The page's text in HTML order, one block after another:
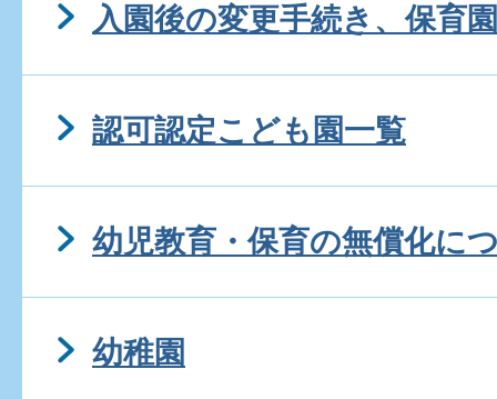
入園後の変更手続き、保育
認可認定こども園一覧
幼児教育・保育の無償化に
幼稚園